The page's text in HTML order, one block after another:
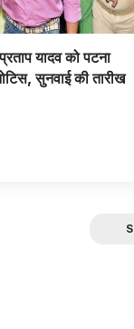
यादव को पटना
सुनवाई की तारीख